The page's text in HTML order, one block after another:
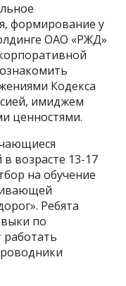
формирование у
ОАО «РЖД»
Кодекса
имиджем
ценностями.
возрасте 13-17
на обучение
Ребята
по
работать